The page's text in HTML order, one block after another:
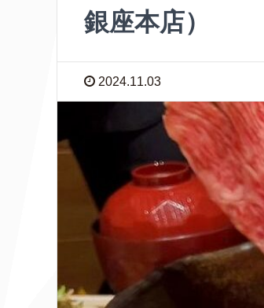
銀座本店）
2024.11.03